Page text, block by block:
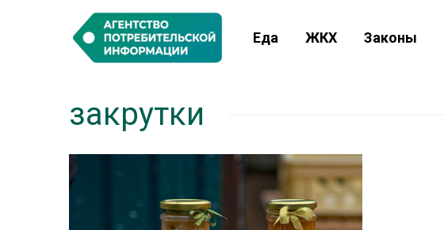
Еда ЖКХ Законы
закрутки